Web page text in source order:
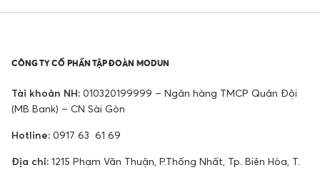
CÔNG TY CỔ PHẦN TẬP ĐOÀN MODUN
Tài khoản NH: 010320199999 – Ngân hàng TMCP Quân Đội
(MB Bank) – CN Sài Gòn
Hotline: 0917 63 61 69
Địa chỉ: 1215 Phạm Văn Thuận, P.Thống Nhất, Tp. Biên Hòa, T.